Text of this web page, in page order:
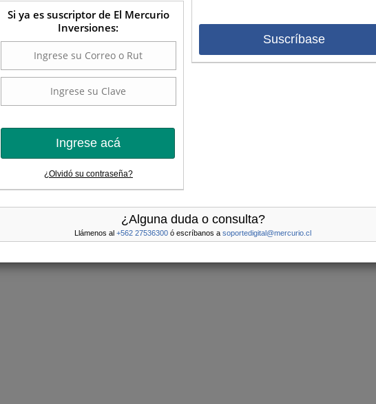
Si ya es suscriptor de El Mercurio
Inversiones:
Ingrese acá
¿Olvidó su contraseña?
Suscríbase
¿Alguna duda o consulta?
Llámenos al +562 27536300 ó escríbanos a soportedigital@mercurio.cl